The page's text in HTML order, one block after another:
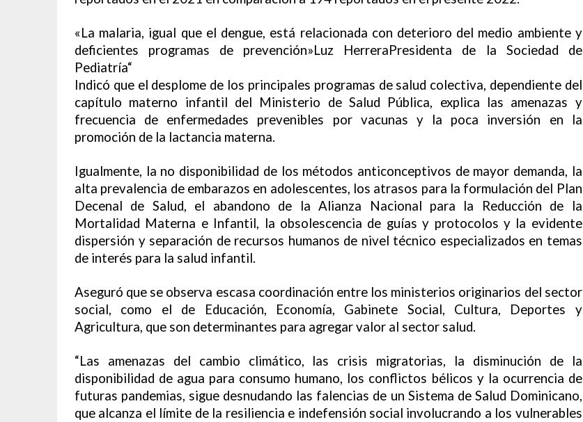
«La malaria, igual que el dengue, está relacionada con deterioro del medio ambiente y
deficientes programas de prevención»Luz HerreraPresidenta de la Sociedad de
Pediatría“
Indicó que el desplome de los principales programas de salud colectiva, dependiente del
capítulo materno infantil del Ministerio de Salud Pública, explica las amenazas y
frecuencia de enfermedades prevenibles por vacunas y la poca inversión en la
promoción de la lactancia materna.
Igualmente, la no disponibilidad de los métodos anticonceptivos de mayor demanda, la
alta prevalencia de embarazos en adolescentes, los atrasos para la formulación del Plan
Decenal de Salud, el abandono de la Alianza Nacional para la Reducción de la
Mortalidad Materna e Infantil, la obsolescencia de guías y protocolos y la evidente
dispersión y separación de recursos humanos de nivel técnico especializados en temas
de interés para la salud infantil.
Aseguró que se observa escasa coordinación entre los ministerios originarios del sector
social, como el de Educación, Economía, Gabinete Social, Cultura, Deportes y
Agricultura, que son determinantes para agregar valor al sector salud.
“Las amenazas del cambio climático, las crisis migratorias, la disminución de la
disponibilidad de agua para consumo humano, los conflictos bélicos y la ocurrencia de
futuras pandemias, sigue desnudando las falencias de un Sistema de Salud Dominicano,
que alcanza el límite de la resiliencia e indefensión social involucrando a los vulnerables